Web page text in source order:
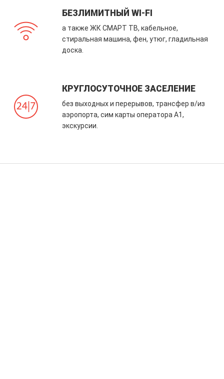
БЕЗЛИМИТНЫЙ WI-FI
а также ЖК СМАРТ ТВ, кабельное,
стиральная машина, фен, утюг, гладильная
доска.
КРУГЛОСУТОЧНОЕ ЗАСЕЛЕНИЕ
без выходных и перерывов, трансфер в/из
аэропорта, сим карты оператора А1,
экскурсии.